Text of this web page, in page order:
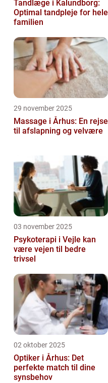
Tandlæge i Kalundborg:
Optimal tandpleje for hele
familien
29 november 2025
Massage i Århus: En rejse
til afslapning og velvære
03 november 2025
Psykoterapi i Vejle kan
være vejen til bedre
trivsel
02 oktober 2025
Optiker i Århus: Det
perfekte match til dine
synsbehov